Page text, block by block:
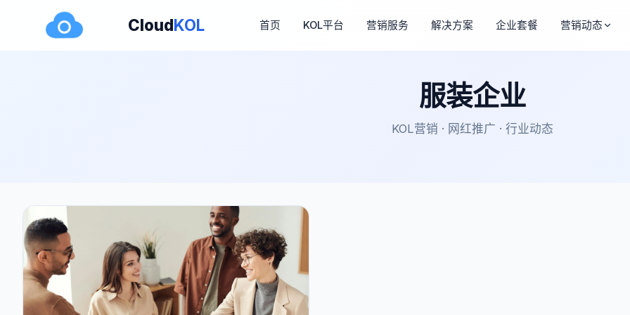
CloudKOL 首页 KOL平台 营销服务 解决方案 企业套餐 营销动态
服装企业
KOL营销 · 网红推广 · 行业动态